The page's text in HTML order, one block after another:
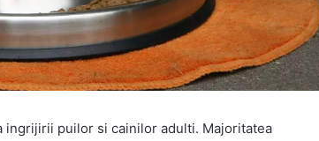
puilor si cainilor adulti. Majoritatea